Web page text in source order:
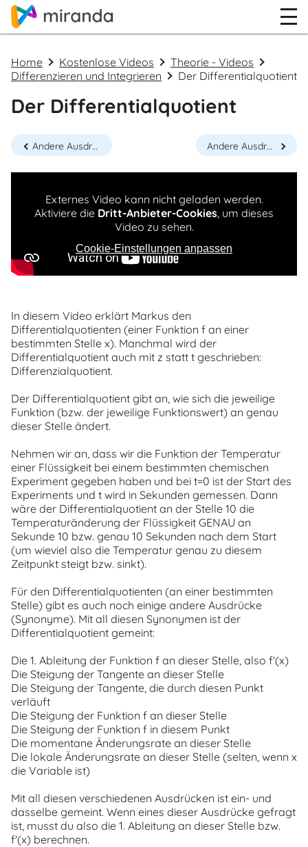
Home Kostenlose Videos
Theorie - Videos
Differenzieren und Integrieren
Der Differentialquotient
Der Differentialquotient
Andere Ausdrücke für den Differenzenquotienten Andere Ausdrücke für den Differentialquotienten
Externes Video kann nicht geladen werden.
Aktiviere die Dritt-Anbieter-Cookies, um dieses
Video zu sehen.
Cookie-Einstellungen anpassen
In diesem Video erklärt Markus den
Differentialquotienten (einer Funktion f an einer
bestimmten Stelle x). Manchmal wird der
Differentialquotient auch mit z statt t geschrieben:
Differenzialquotient.
Der Differentialquotient gibt an, wie sich die jeweilige
Funktion (bzw. der jeweilige Funktionswert) an genau
dieser Stelle ändert.
Nehmen wir an, dass wir die Funktion der Temperatur
einer Flüssigkeit bei einem bestimmten chemischen
Experiment gegeben haben und bei t=0 ist der Start des
Experiments und t wird in Sekunden gemessen. Dann
wäre der Differentialquotient an der Stelle 10 die
Temperaturänderung der Flüssigkeit GENAU an
Sekunde 10 bzw. genau 10 Sekunden nach dem Start
(um wieviel also die Temperatur genau zu diesem
Zeitpunkt steigt bzw. sinkt).
Für den Differentialquotienten (an einer bestimmten
Stelle) gibt es auch noch einige andere Ausdrücke
(Synonyme). Mit all diesen Synonymen ist der
Differentialquotient gemeint:
Die 1. Ableitung der Funktion f an dieser Stelle, also f'(x)
Die Steigung der Tangente an dieser Stelle
Die Steigung der Tangente, die durch diesen Punkt
verläuft
Die Steigung der Funktion f an dieser Stelle
Die Steigung der Funktion f in diesem Punkt
Die momentane Änderungsrate an dieser Stelle
Die lokale Änderungsrate an dieser Stelle (selten, wenn x
die Variable ist)
Mit all diesen verschiedenen Ausdrücken ist ein- und
dasselbe gemeint. Wenn eines dieser Ausdrücke gefragt
ist, musst du also die 1. Ableitung an dieser Stelle bzw.
f'(x) berechnen.